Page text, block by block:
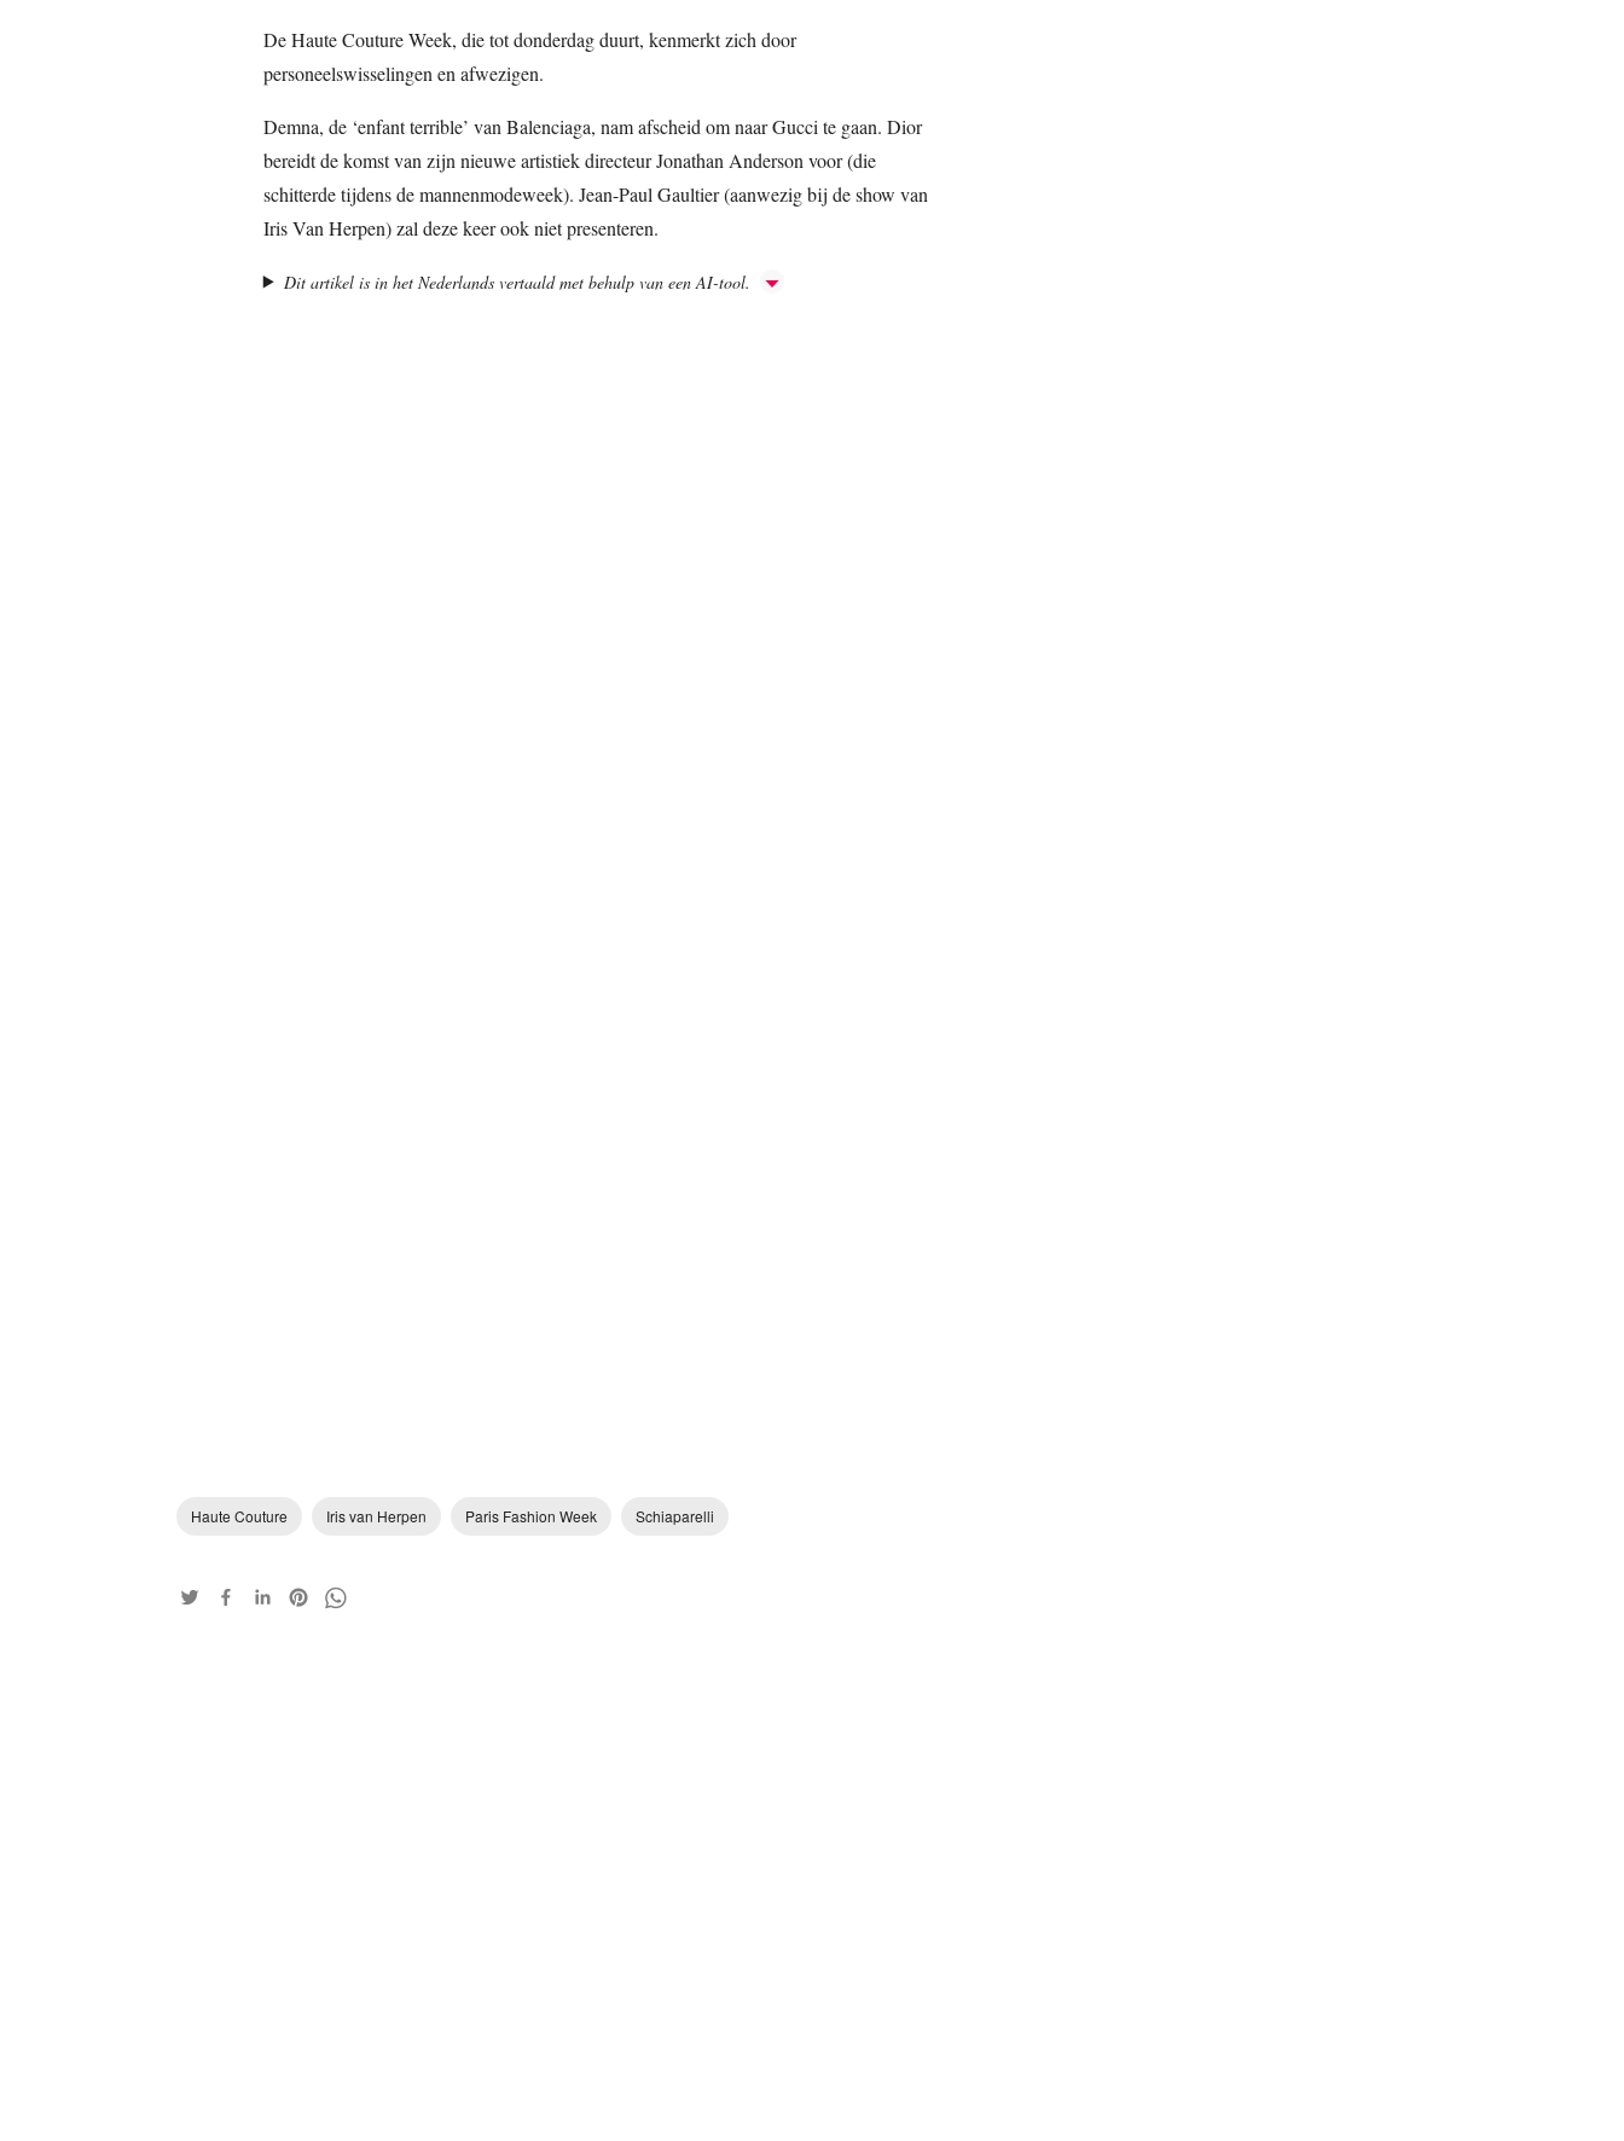
De Haute Couture Week, die tot donderdag duurt, kenmerkt zich door
personeelswisselingen en afwezigen.
Demna, de ‘enfant terrible’ van Balenciaga, nam afscheid om naar Gucci te gaan. Dior
bereidt de komst van zijn nieuwe artistiek directeur Jonathan Anderson voor (die
schitterde tijdens de mannenmodeweek). Jean-Paul Gaultier (aanwezig bij de show van
Iris Van Herpen) zal deze keer ook niet presenteren.
Dit artikel is in het Nederlands vertaald met behulp van een AI-tool.
Haute Couture Iris van Herpen Paris Fashion Week Schiaparelli